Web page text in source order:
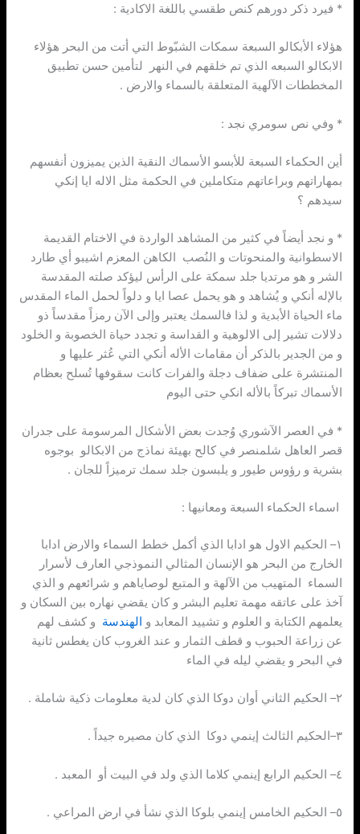
* فيرد ذكر دورهم كنص طقسي باللغة الاكادية :
هؤلاء الأبكالو السبعة سمكات الشبّوط التي أتت من البحر هؤلاء
الابكالو السبعه الذي تم خلقهم في النهر لتأمين حسن تطبيق
المخططات الآلهية المتعلقة بالسماء والارض .
* وفي نص سومري نجد :
أين الحكماء السبعة للأبسو الأسماك النقية الذين يميزون أنفسهم
بمهاراتهم وبراعاتهم متكاملين في الحكمة مثل الاله ايا إنكي
سيدهم ؟
* و نجد أيضاً في كثير من المشاهد الواردة في الاختام القديمة
الاسطوانية والمنحوتات و النُصب الكاهن المعزم اشيبو أي طارد
الشر و هو مرتديا جلد سمكة على الرأس ليؤكد صلته المقدسة
بالإله أنكي و يُشاهد و هو يحمل عصا ايا و دلواً لحمل الماء المقدس
ماء الحياة الأبدية و لذا فالسمك يعتبر وإلى الآن رمزاً مقدساً ذو
دلالات تشير إلى الالوهية و القداسة و تجدد حياة الخصوبة و الخلود
و من الجدير بالذكر أن مقامات الأله أنكي التي عُثر عليها و
المنتشرة على ضفاف دجلة والفرات كانت سقوفها تُسلح بعظام
الأسماك تبركاً بالأله انكي حتى اليوم
* في العصر الآشوري وُجدت بعض الأشكال المرسومة على جدران
قصر العاهل شلمنصر في كالح بهيئة نماذج من الابكالو بوجوه
بشرية و رؤوس طيور و يلبسون جلد سمك ترميزاً للجان .
️اسماء الحكماء السبعة ومعانيها :
١– الحكيم الاول هو ادابا الذي أكمل خطط السماء والارض ادابا
الخارج من البحر هو الإنسان المثالي النموذجي العارف لأسرار
السماء المتهيب من الآلهة و المتبع لوصاياهم و شرائعهم و الذي
آخذ على عاتقه مهمة تعليم البشر و كان يقضي نهاره بين السكان و
يعلمهم الكتابة و العلوم و تشييد المعابد و الهندسة و كشف لهم
عن زراعة الحبوب و قطف الثمار و عند الغروب كان يغطس ثانية
في البحر و يقضي ليله في الماء
٢– الحكيم الثاني أوان دوكا الذي كان لدية معلومات ذكية شاملة .
٣–الحكيم الثالث إينمي دوكا الذي كان مصيره جيداً .
٤– الحكيم الرابع إينمي كلاما الذي ولد في البيت أو المعبد .
٥– الحكيم الخامس إينمي بلوكا الذي نشأ في ارض المراعي .